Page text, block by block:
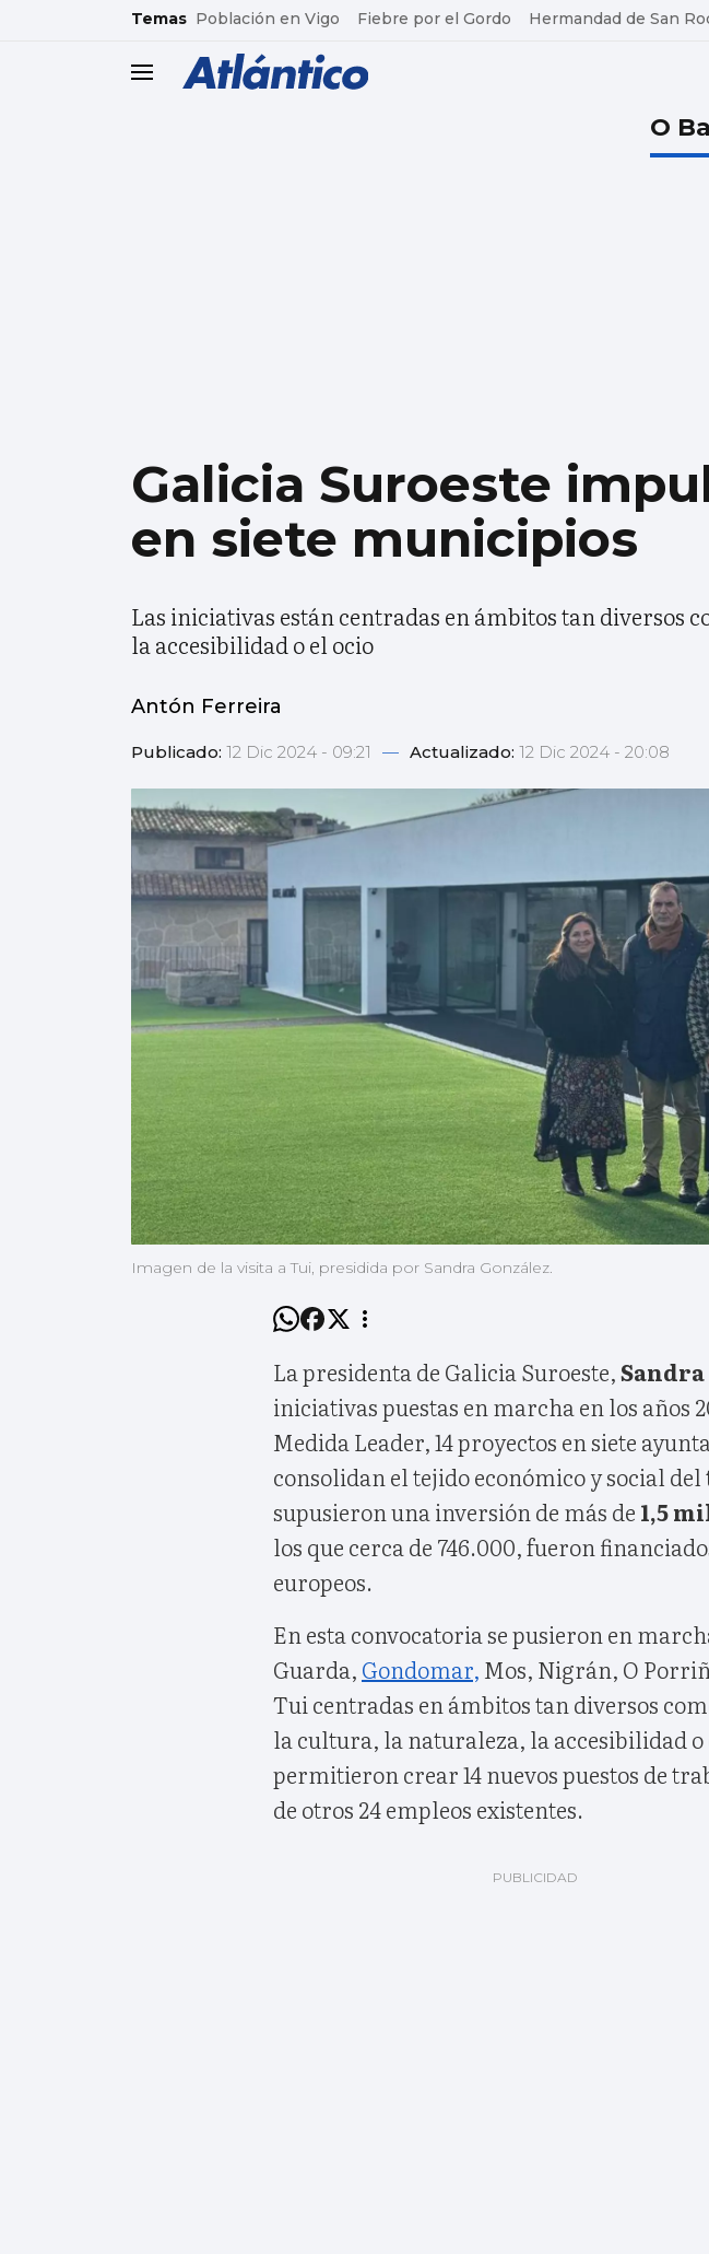
common.go-to-content
Temas Población en Vigo Fiebre por el Gordo Hermandad de San
header.menu.open
O
Galicia Suroeste
en siete municipios
Las iniciativas están centradas en ámbitos tan
la accesibilidad o el ocio
Antón Ferreira
Publicado: 12 Dic 2024 - 09:21 — Actualizado: 12 Dic 2024 - 20:08
Imagen de la visita a Tui, presidida por Sandra González.
La presidenta de Galicia Suroeste,Sandra
iniciativas puestas en marcha en los años
Medida Leader, 14 proyectos en siete
consolidan el tejido económico y social
supusieron una inversión de más de 1,5
los que cerca de 746.000, fueron
europeos.
En esta convocatoria se pusieron en
Guarda, Gondomar, Mos, Nigrán, O
Tui centradas en ámbitos tan diversos
la cultura, la naturaleza, la accesibilidad o
permitieron crear 14 nuevos puestos de
de otros 24 empleos existentes.